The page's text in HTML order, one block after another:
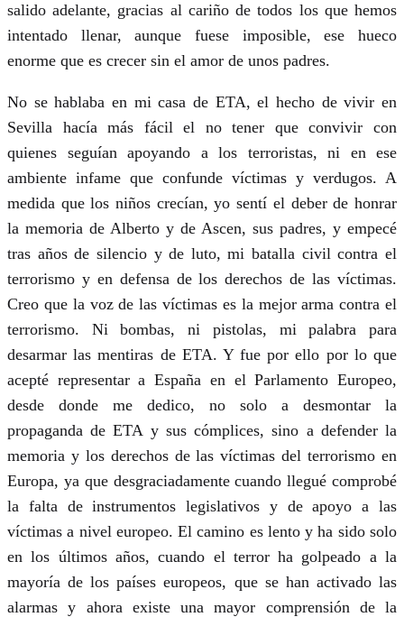
salido adelante, gracias al cariño de todos los que hemos
intentado llenar, aunque fuese imposible, ese hueco
enorme que es crecer sin el amor de unos padres.
No se hablaba en mi casa de ETA, el hecho de vivir en
Sevilla hacía más fácil el no tener que convivir con
quienes seguían apoyando a los terroristas, ni en ese
ambiente infame que confunde víctimas y verdugos. A
medida que los niños crecían, yo sentí el deber de honrar
la memoria de Alberto y de Ascen, sus padres, y empecé
tras años de silencio y de luto, mi batalla civil contra el
terrorismo y en defensa de los derechos de las víctimas.
Creo que la voz de las víctimas es la mejor arma contra el
terrorismo. Ni bombas, ni pistolas, mi palabra para
desarmar las mentiras de ETA. Y fue por ello por lo que
acepté representar a España en el Parlamento Europeo,
desde donde me dedico, no solo a desmontar la
propaganda de ETA y sus cómplices, sino a defender la
memoria y los derechos de las víctimas del terrorismo en
Europa, ya que desgraciadamente cuando llegué comprobé
la falta de instrumentos legislativos y de apoyo a las
víctimas a nivel europeo. El camino es lento y ha sido solo
en los últimos años, cuando el terror ha golpeado a la
mayoría de los países europeos, que se han activado las
alarmas y ahora existe una mayor comprensión de la